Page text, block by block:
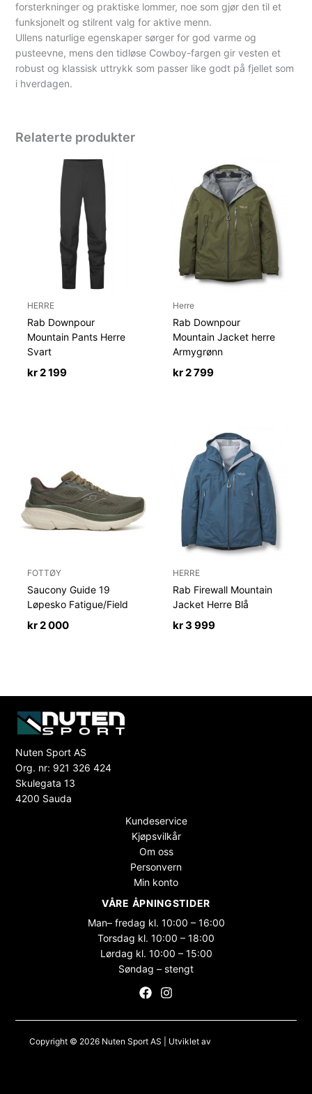
forsterkninger og praktiske lommer, noe som gjør den til et
funksjonelt og stilrent valg for aktive menn.
Ullens naturlige egenskaper sørger for god varme og
pusteevne, mens den tidløse Cowboy-fargen gir vesten et
robust og klassisk uttrykk som passer like godt på fjellet som
i hverdagen.
Relaterte produkter
HERRE
Rab Downpour
Mountain Pants Herre
Svart
kr 2 199
Herre
Rab Downpour
Mountain Jacket herre
Armygrønn
kr 2 799
FOTTØY
Saucony Guide 19
Løpesko Fatigue/Field
kr2 000
HERRE
Rab Firewall Mountain
Jacket Herre Blå
kr3 999
Nuten Sport AS
Org. nr: 921 326 424
Skulegata 13
4200 Sauda
Kundeservice
Kjøpsvilkår
Om oss
Personvern
Min konto
VÅRE ÅPNINGSTIDER
Man– fredag kl. 10:00 – 16:00
Torsdag kl. 10:00 – 18:00
Lørdag kl. 10:00 – 15:00
Søndag – stengt
Copyright © 2026 Nuten Sport AS | Utviklet av